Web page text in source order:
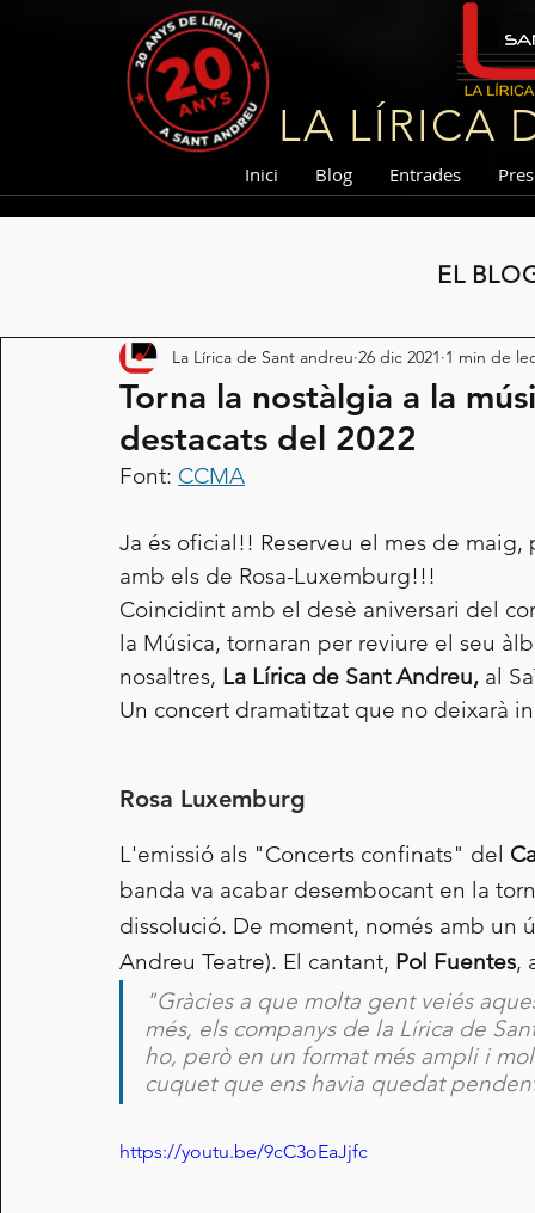
LA LÍRICA
Inici Blog Entrades
Torna la nostàlgia a la
destacats del 2022
La Lírica de Sant andreu 26 dic 2021 1 min de
Font: CCMA
Ja és oficial!! Reserveu el mes de
amb els de Rosa-Luxemburg!!!
Coincidint amb el desè aniversari del
la Música, tornaran per reviure el seu
nosaltres, La Lírica de Sant Andreu, al
Un concert dramatitzat que no deixarà
Rosa Luxemburg
L'emissió als "Concerts confinats" del
banda va acabar desembocant en la
dissolució. De moment, només amb un
Andreu Teatre). El cantant, Pol Fuentes,
"Gràcies a que molta gent veiés
més, els companys de la Lírica de
ho, però en un format més ampli i
cuquet que ens havia quedat
https://youtu.be/9cC3oEaJjfc
EL